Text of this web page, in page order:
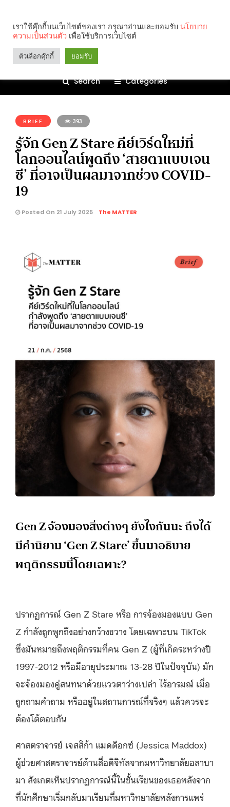
Search Categories
BRIEF 393
รู้จัก Gen Z Stare คีย์เวิร์ดใหม่ที่
โลกออนไลน์พูดถึง ‘สายตาแบบเจน
ซี’ ที่อาจเป็นผลมาจากช่วง COVID-
19
Posted On 21 July 2025 The MATTER
Gen Z จ้องมองสิ่งต่างๆ ยังไงกันนะ ถึงได้
มีคำนิยาม ‘Gen Z Stare’ ขึ้นมาอธิบาย
พฤติกรรมนี้โดยเฉพาะ?
ปรากฏการณ์ Gen Z Stare หรือ การจ้องมองแบบ Gen
Z กำลังถูกพูกถึงอย่างกว้างขวาง โดยเฉพาะบน TikTok
ซึ่งมันหมายถึงพฤติกรรมที่คน Gen Z (ผู้ที่เกิดระหว่างปี
1997-2012 หรือมีอายุประมาณ 13-28 ปีในปัจจุบัน) มัก
จะจ้องมองคู่สนทนาด้วยแววตาว่างเปล่า ไร้อารมณ์ เมื่อ
ถูกถามคำถาม หรืออยู่ในสถานการณ์ที่จริงๆ แล้วควรจะ
ต้องโต้ตอบกัน
ศาสตราจารย์ เจสสิก้า แมดด็อกซ์ (Jessica Maddox)
ผู้ช่วยศาสตราจารย์ด้านสื่อดิจิทัลจากมหาวิทยาลัยอลาบา
มา สังเกตเห็นปรากฏการณ์นี้ในชั้นเรียนของเธอหลังจาก
ที่นักศึกษาเริ่มกลับมาเรียนที่มหาวิทยาลัยหลังการแพร่
เราใช้คุ๊กกี้บนเว็บไซต์ของเรา กรุณาอ่านและยอมรับ นโยบาย
ความเป็นส่วนตัว เพื่อใช้บริการเว็บไซต์
ตัวเลือกคุ๊กกี้ ยอมรับ